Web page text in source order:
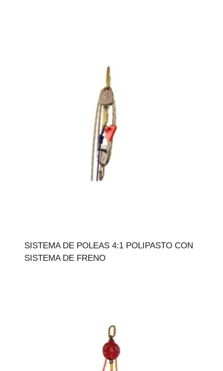
SISTEMA DE POLEAS 4:1 POLIPASTO CON
SISTEMA DE FRENO